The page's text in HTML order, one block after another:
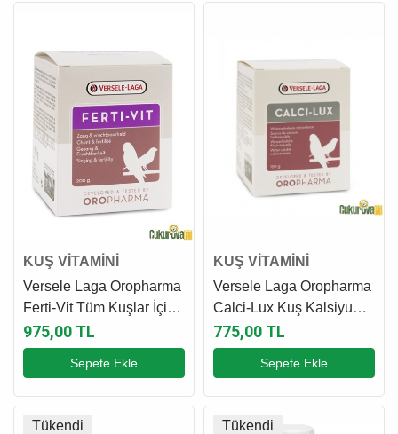
KUŞ VİTAMİNİ
Versele Laga Oropharma
Ferti-Vit Tüm Kuşlar İçin
Üreme Sezonu Vitamini
200 Gr
975,00 TL
Sepete Ekle
KUŞ VİTAMİNİ
Versele Laga Oropharma
Calci-Lux Kuş Kalsiyum
Desteği 150 Gr
775,00 TL
Sepete Ekle
Tükendi Tükendi